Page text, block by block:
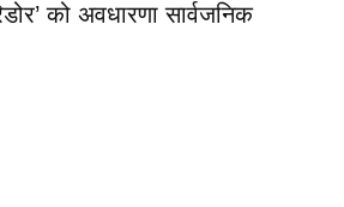
को अवधारणा सार्वजनिक